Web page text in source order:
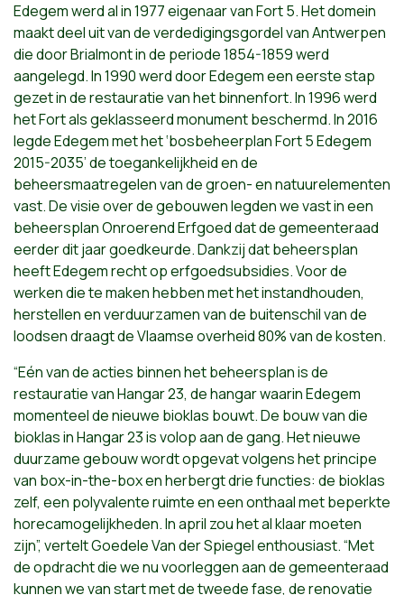
Edegem werd al in 1977 eigenaar van Fort 5. Het domein
maakt deel uit van de verdedigingsgordel van Antwerpen
die door Brialmont in de periode 1854-1859 werd
aangelegd. In 1990 werd door Edegem een eerste stap
gezet in de restauratie van het binnenfort. In 1996 werd
het Fort als geklasseerd monument beschermd. In 2016
legde Edegem met het ‘bosbeheerplan Fort 5 Edegem
2015-2035’ de toegankelijkheid en de
beheersmaatregelen van de groen- en natuurelementen
vast. De visie over de gebouwen legden we vast in een
beheersplan Onroerend Erfgoed dat de gemeenteraad
eerder dit jaar goedkeurde. Dankzij dat beheersplan
heeft Edegem recht op erfgoedsubsidies. Voor de
werken die te maken hebben met het instandhouden,
herstellen en verduurzamen van de buitenschil van de
loodsen draagt de Vlaamse overheid 80% van de kosten.
“Eén van de acties binnen het beheersplan is de
restauratie van Hangar 23, de hangar waarin Edegem
momenteel de nieuwe bioklas bouwt. De bouw van die
bioklas in Hangar 23 is volop aan de gang. Het nieuwe
duurzame gebouw wordt opgevat volgens het principe
van box-in-the-box en herbergt drie functies: de bioklas
zelf, een polyvalente ruimte en een onthaal met beperkte
horecamogelijkheden. In april zou het al klaar moeten
zijn”, vertelt Goedele Van der Spiegel enthousiast. “Met
de opdracht die we nu voorleggen aan de gemeenteraad
kunnen we van start met de tweede fase, de renovatie